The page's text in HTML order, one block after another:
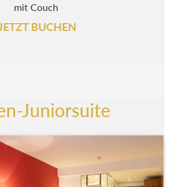
mit Couch
BUCHEN
Juniorsuite